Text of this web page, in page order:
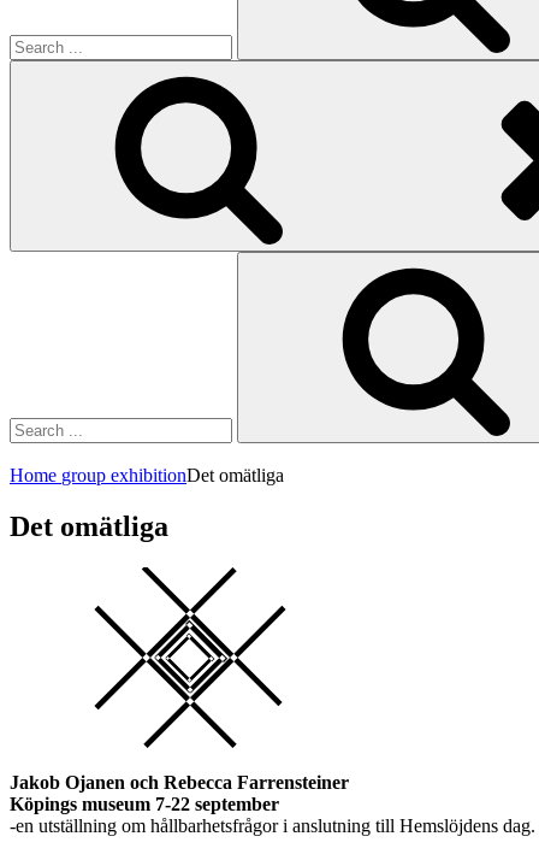
Home group exhibitionDet omätliga
Det omätliga
Jakob Ojanen och Rebecca Farrensteiner
Köpings museum 7-22 september
-en utställning om hållbarhetsfrågor i anslutning till Hemslöjdens dag.